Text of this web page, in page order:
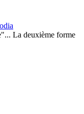
La deuxième forme